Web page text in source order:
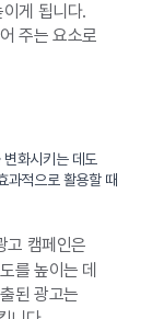
게 됩니다.
주는 요소로
화시키는 데도
과적으로 활용할 때
고 캠페인은
를 높이는 데
된 광고는